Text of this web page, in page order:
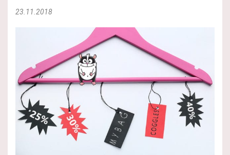
23.11.2018